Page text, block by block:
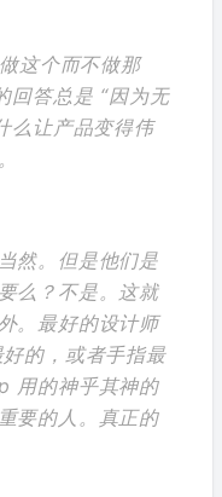
这个而不做那
回答总是 “因为无
么让产品变得伟
然。但是他们是
么？不是。这就
。最好的设计师
的，或者手指最
用的神乎其神的
要的人。真正的